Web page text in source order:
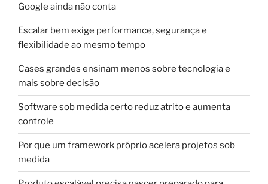
Google ainda não conta
Escalar bem exige performance, segurança e
flexibilidade ao mesmo tempo
Cases grandes ensinam menos sobre tecnologia e
mais sobre decisão
Software sob medida certo reduz atrito e aumenta
controle
Por que um framework próprio acelera projetos sob
medida